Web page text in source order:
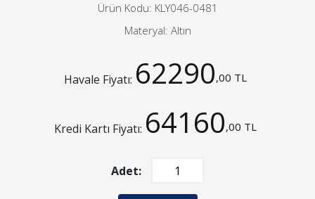
Ürün Kodu: KLY046-0481
Materyal: Altın
Havale Fiyatı: 62290,00 TL
Kredi Kartı Fiyatı: 64160,00 TL
Adet: